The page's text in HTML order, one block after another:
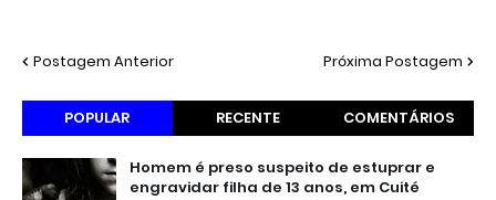
Postagem Anterior Próxima Postagem
POPULAR RECENTE COMENTÁRIOS
Homem é preso suspeito de estuprar e
engravidar filha de 13 anos, em Cuité